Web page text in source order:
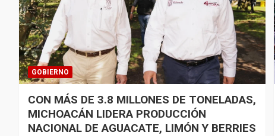
GOBIERNO
CON MÁS DE 3.8 MILLONES DE TONELADAS,
MICHOACÁN LIDERA PRODUCCIÓN
NACIONAL DE AGUACATE, LIMÓN Y BERRIES